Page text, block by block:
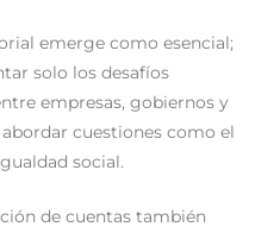
emerge como esencial;
solo los desafíos
empresas, gobiernos y
cuestiones como el
social.
de cuentas también